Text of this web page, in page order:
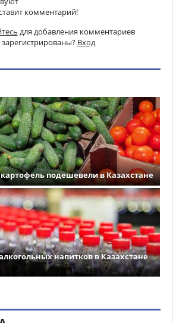
комментарий!
для добавления комментариев
Вход
подешевели в Казахстане
напитков в Казахстане